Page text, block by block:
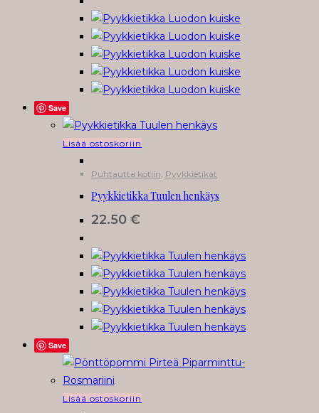
Save
Lisää ostoskoriin
Puhtautta kotiin, Pyykkietikat
Pyykkietikka Tuulen henkäys
22.50 €
Save
Lisää ostoskoriin